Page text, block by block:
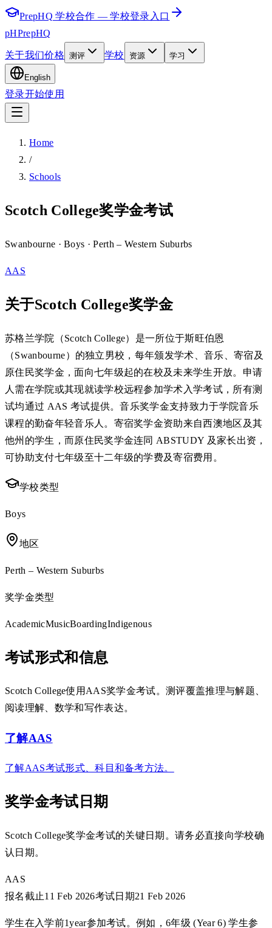
PrepHQ 学校合作 — 学校登录入口
pHPrepHQ
关于我们价格 测评 学校 资源 学习
English
登录开始使用
Home
/
Schools
Scotch College奖学金考试
Swanbourne · Boys · Perth – Western Suburbs
AAS
关于Scotch College奖学金
苏格兰学院（Scotch College）是一所位于斯旺伯恩
（Swanbourne）的独立男校，每年颁发学术、音乐、寄宿及
原住民奖学金，面向七年级起的在校及未来学生开放。申请
人需在学院或其现就读学校远程参加学术入学考试，所有测
试均通过 AAS 考试提供。音乐奖学金支持致力于学院音乐
课程的勤奋年轻音乐人。寄宿奖学金资助来自西澳地区及其
他州的学生，而原住民奖学金连同 ABSTUDY 及家长出资，
可协助支付七年级至十二年级的学费及寄宿费用。
学校类型
Boys
地区
Perth – Western Suburbs
奖学金类型
AcademicMusicBoardingIndigenous
考试形式和信息
Scotch College使用AAS奖学金考试。测评覆盖推理与解题、
阅读理解、数学和写作表达。
了解AAS
了解AAS考试形式、科目和备考方法。
奖学金考试日期
Scotch College奖学金考试的关键日期。请务必直接向学校确
认日期。
AAS
报名截止11 Feb 2026考试日期21 Feb 2026
学生在入学前1year参加考试。例如，6年级 (Year 6) 学生参